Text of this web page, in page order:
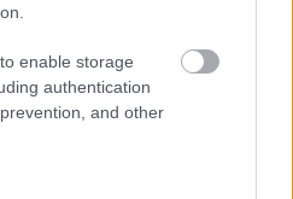
enable storage
authentication
and other